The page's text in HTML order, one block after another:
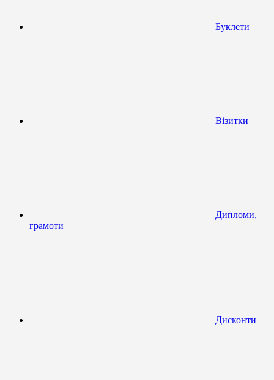
Буклети
Візитки
Дипломи,
грамоти
Дисконти